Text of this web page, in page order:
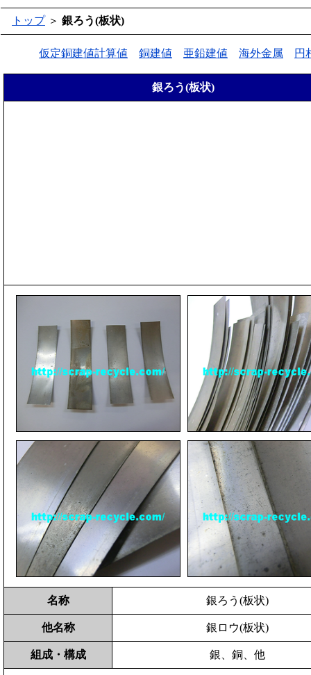
トップ＞ 銀ろう(板状)
仮定銅建値計算値 銅建値 亜鉛建値 海外金属 円
銀ろう(板状)
名称 銀ろう(板状)
他名称 銀ロウ(板状)
組成・構成 銀、銅、他